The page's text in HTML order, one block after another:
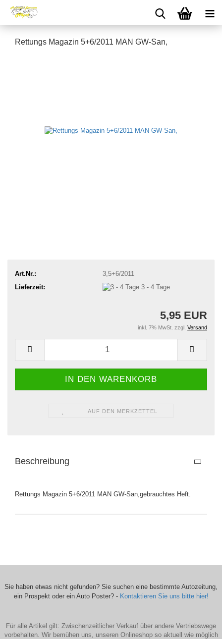
Rettungs Magazin 5+6/2011 MAN GW-San,
Art.Nr.:
3,5+6/2011
Lieferzeit:
3 - 4 Tage
5,95 EUR
inkl. 7% MwSt. zzgl. Versand
AUF DEN MERKZETTEL
Beschreibung
Rettungs Magazin 5+6/2011 MAN GW-San,gebrauchtes Heft.
Sie haben etwas nicht gefunden? Sie suchen eine bestimmte Autozeitung,
ein Prospekt oder ein Auto Poster? - Kontaktieren Sie uns bitte hier!
Für alle Artikel gilt: Zwischenzeitlicher Verkauf über andere Vertriebswege
vorbehalten. Wir bemühen uns, unseren Onlineshop so aktuell wie möglich